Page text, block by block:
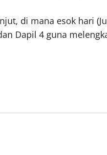
di mana esok hari
Dapil 4 guna